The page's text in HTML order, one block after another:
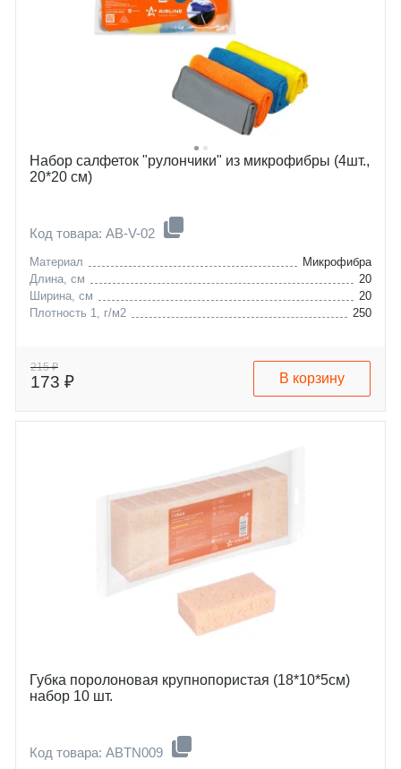
Набор салфеток "рулончики" из микрофибры (4шт.,
20*20 см)
Код товара: AB-V-02
Материал
Микрофибра
Длина, см
20
Ширина, см
20
Плотность 1, г/м2
250
215 ₽
173 ₽ В корзину
Губка поролоновая крупнопористая (18*10*5см)
набор 10 шт.
Код товара: ABTN009